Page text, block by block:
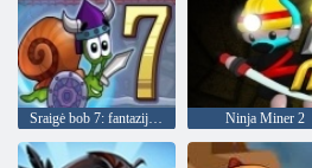
Sraigė bob 7: fantazijos istorija Ninja Miner 2